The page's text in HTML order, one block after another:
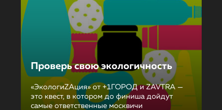
Проверь свою экологичность
«ЭкологиZAция» от +1ГОРОД и ZAVTRA —
это квест, в котором до финиша дойдут
самые ответственные москвичи